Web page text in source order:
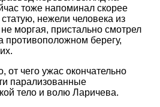
тоже напоминал скорее
нежели человека из
моргая, пристально смотрел
противоположном берегу,
от чего ужас окончательно
парализованные
тело и волю Ларичева.